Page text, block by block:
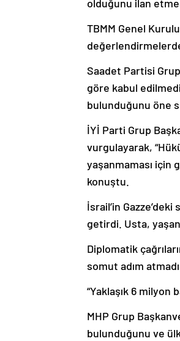
olduğunu ilan
TBMM Genel
Saadet Partisi
göre kabul
bulunduğunu öne
İYİ Parti Grup
vurgulayarak,
yaşanmaması için
konuştu.
İsrail’in Gazze’deki
getirdi. Usta,
Diplomatik
somut adım
“Yaklaşık 6 milyon
MHP Grup
bulunduğunu ve